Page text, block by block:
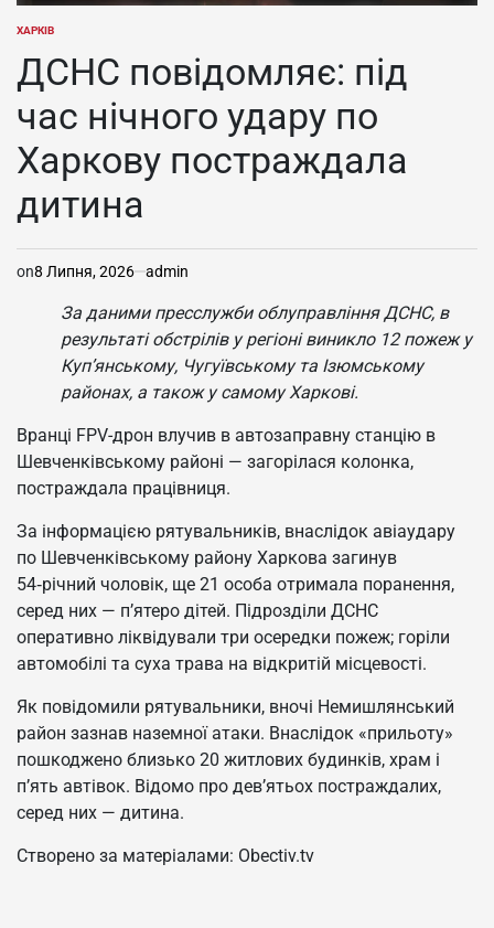
ОПУБЛІКУВАТИ
ХАРКІВ
ДСНС повідомляє: під
час нічного удару по
Харкову постраждала
дитина
on8 Липня, 2026 admin
За даними пресслужби облуправління ДСНС, в
результаті обстрілів у регіоні виникло 12 пожеж у
Куп’янському, Чугуївському та Ізюмському
районах, а також у самому Харкові.
Вранці FPV-дрон влучив в автозаправну станцію в
Шевченківському районі — загорілася колонка,
постраждала працівниця.
За інформацією рятувальників, внаслідок авіаудару
по Шевченківському району Харкова загинув
54‑річний чоловік, ще 21 особа отримала поранення,
серед них — п’ятеро дітей. Підрозділи ДСНС
оперативно ліквідували три осередки пожеж; горіли
автомобілі та суха трава на відкритій місцевості.
Як повідомили рятувальники, вночі Немишлянський
район зазнав наземної атаки. Внаслідок «прильоту»
пошкоджено близько 20 житлових будинків, храм і
п’ять автівок. Відомо про дев’ятьох постраждалих,
серед них — дитина.
Створено за матеріалами: Obectiv.tv